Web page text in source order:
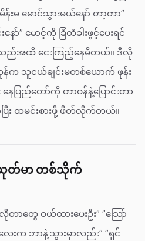
န်းမ မောင်သွားမယ်နော် တာ့တာ”
ော်” မောင့်ကို ခြံတံခါးဖွင့်ပေးရင်
သည်အထိ ငေးကြည့်နေမိတယ်။ ဒီလို
က သူငယ်ချင်းမတစ်ယောက် ဖုန်း
ပြည်တော်ကို တာဝန်နဲ့ပြောင်းတာ
း ထမင်းစားဖို့ ဖိတ်လိုက်တယ်။
ယုတ်မာ တစ်သိုက်
ာတွေ ဝယ်ထားပေးဦး” ”သြော်
းက ဘာနဲ့သွားမှာလည်း” ”ရှင်